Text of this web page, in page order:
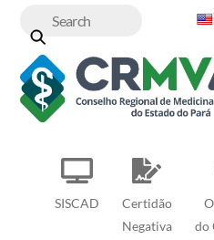
content
SISCAD
Certidão
Negativa
do